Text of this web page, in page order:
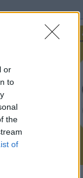
or
to
the
of
PROMO